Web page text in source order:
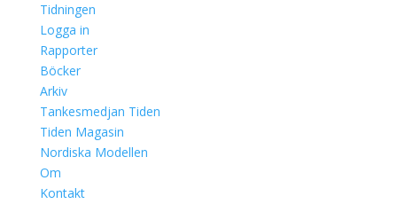
Tidningen
Logga in
Rapporter
Böcker
Arkiv
Tankesmedjan Tiden
Tiden Magasin
Nordiska Modellen
Om
Kontakt